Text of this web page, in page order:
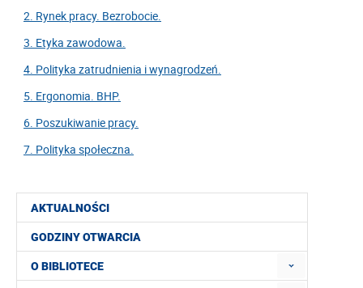
AKTUALNOŚCI
GODZINY OTWARCIA
O BIBLIOTECE
2. Rynek pracy. Bezrobocie.
3. Etyka zawodowa.
4. Polityka zatrudnienia i wynagrodzeń.
5. Ergonomia. BHP.
6. Poszukiwanie pracy.
7. Polityka społeczna.